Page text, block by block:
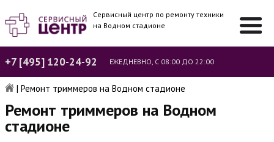
Сервисный центр по ремонту техники
на Водном стадионе
+7 [495] 120-24-92 ЕЖЕДНЕВНО, С 08:00 ДО 22:00
| Ремонт триммеров на Водном стадионе
Ремонт триммеров на Водном
стадионе